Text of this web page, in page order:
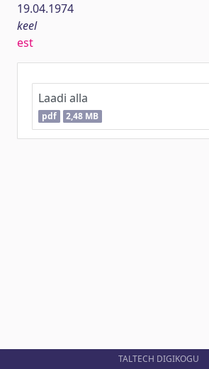
19.04.1974
keel
est
Laadi alla
pdf 2,48 MB
TALTECH DIGIKOGU